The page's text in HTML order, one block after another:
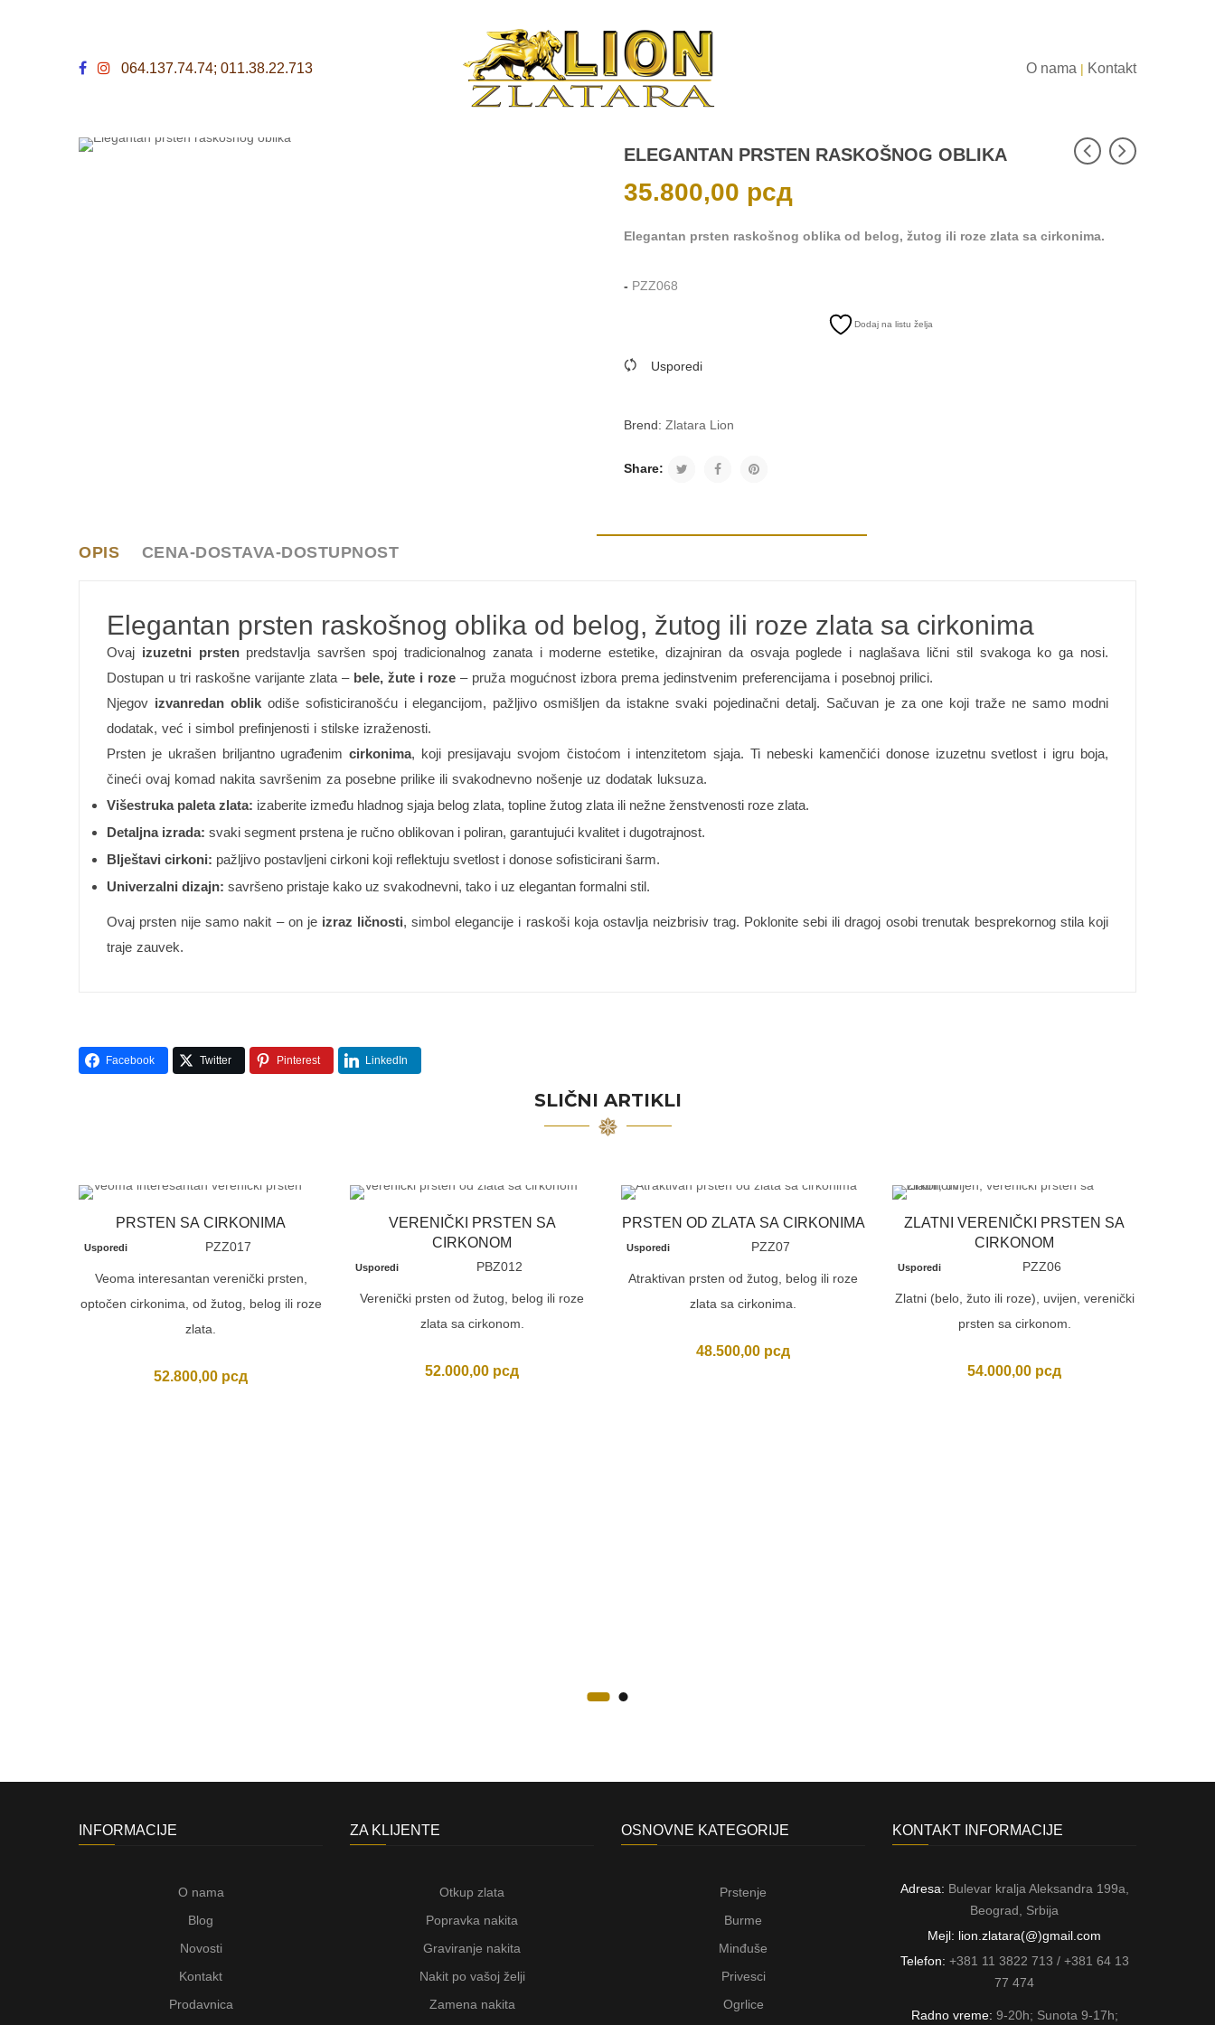
064.137.74.74; 011.38.22.713 O nama | Kontakt
ELEGANTAN PRSTEN RASKOŠNOG OBLIKA
35.800,00 рсд
Elegantan prsten raskošnog oblika od belog, žutog ili roze zlata sa cirkonima.
- PZZ068
Dodaj na listu želja
Usporedi
Brend:Zlatara Lion
Share:
OPIS CENA-DOSTAVA-DOSTUPNOST
Elegantan prsten raskošnog oblika od belog, žutog ili roze zlata sa cirkonima
Ovaj izuzetni prstenpredstavlja savršen spoj tradicionalnog zanata i moderne estetike, dizajniran da osvaja poglede i naglašava lični stil svakoga ko ga nosi.
Dostupan u tri raskošne varijante zlata – bele, žute i roze – pruža mogućnost izbora prema jedinstvenim preferencijama i posebnoj prilici.
Njegov izvanredan oblikodiše sofisticiranošću i elegancijom, pažljivo osmišljen da istakne svaki pojedinačni detalj. Sačuvan je za one koji traže ne samo modni
dodatak, već i simbol prefinjenosti i stilske izraženosti.
Prsten je ukrašen briljantno ugrađenimcirkonima, koji presijavaju svojom čistoćom i intenzitetom sjaja. Ti nebeski kamenčići donose izuzetnu svetlost i igru boja,
čineći ovaj komad nakita savršenim za posebne prilike ili svakodnevno nošenje uz dodatak luksuza.
Višestruka paleta zlata: izaberite između hladnog sjaja belog zlata, topline žutog zlata ili nežne ženstvenosti roze zlata.
Detaljna izrada: svaki segment prstena je ručno oblikovan i poliran, garantujući kvalitet i dugotrajnost.
Blještavi cirkoni: pažljivo postavljeni cirkoni koji reflektuju svetlost i donose sofisticirani šarm.
Univerzalni dizajn: savršeno pristaje kako uz svakodnevni, tako i uz elegantan formalni stil.
Ovaj prsten nije samo nakit – on je izraz ličnosti, simbol elegancije i raskoši koja ostavlja neizbrisiv trag. Poklonite sebi ili dragoj osobi trenutak besprekornog stila koji
traje zauvek.
Facebook Twitter Pinterest LinkedIn
SLIČNI ARTIKLI
PRSTEN SA CIRKONIMA
Usporedi PZZ017
Veoma interesantan verenički prsten,
optočen cirkonima, od žutog, belog ili roze
zlata.
52.800,00 рсд
VERENIČKI PRSTEN SA
CIRKONOM
Usporedi PBZ012
Verenički prsten od žutog, belog ili roze
zlata sa cirkonom.
52.000,00 рсд
PRSTEN OD ZLATA SA CIRKONIMA
Usporedi PZZ07
Atraktivan prsten od žutog, belog ili roze
zlata sa cirkonima.
48.500,00 рсд
ZLATNI VERENIČKI PRSTEN SA
CIRKONOM
Usporedi PZZ06
Zlatni (belo, žuto ili roze), uvijen, verenički
prsten sa cirkonom.
54.000,00 рсд
INFORMACIJE
O nama
Blog
Novosti
Kontakt
Prodavnica
ZA KLIJENTE
Otkup zlata
Popravka nakita
Graviranje nakita
Nakit po vašoj želji
Zamena nakita
OSNOVNE KATEGORIJE
Prstenje
Burme
Minđuše
Privesci
Ogrlice
KONTAKT INFORMACIJE
Adresa: Bulevar kralja Aleksandra 199a,
Beograd, Srbija
Mejl: lion.zlatara(@)gmail.com
Telefon: +381 11 3822 713 / +381 64 13
77 474
Radno vreme: 9-20h; Sunota 9-17h;